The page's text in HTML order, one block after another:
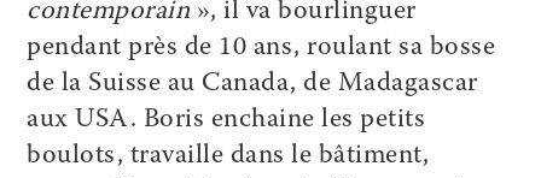
contemporain », il va bourlinguer
pendant près de 10 ans, roulant sa bosse
de la Suisse au Canada, de Madagascar
aux USA. Boris enchaine les petits
boulots, travaille dans le bâtiment,